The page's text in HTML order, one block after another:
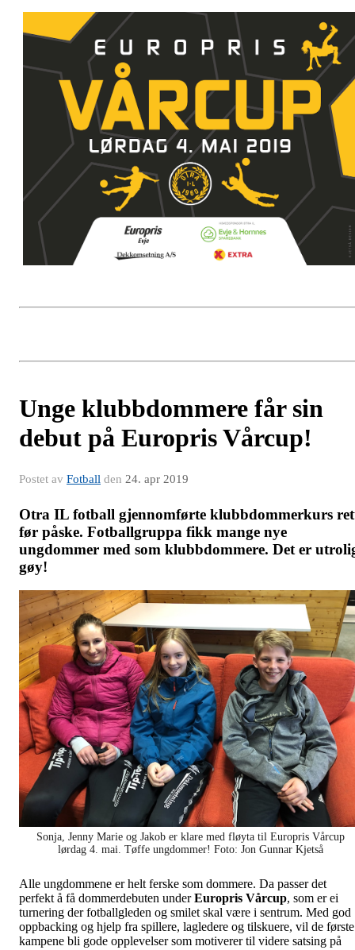
Unge klubbdommere får sin
debut på Europris Vårcup!
Postet av Fotball den 24. apr 2019
Otra IL fotball gjennomførte klubbdommerkurs
før påske. Fotballgruppa fikk mange nye
ungdommer med som klubbdommere. Det er
gøy!
Sonja, Jenny Marie og Jakob er klare med fløyta til Europris Vårcup
lørdag 4. mai. Tøffe ungdommer! Foto: Jon Gunnar Kjetså
Alle ungdommene er helt ferske som dommere. Da passer det
perfekt å få dommerdebuten underEuropris Vårcup, som er ei
turnering der fotballgleden og smilet skal være i sentrum. Med god
oppbacking og hjelp fra spillere, lagledere og tilskuere, vil de første
kampene bli gode opplevelser som motiverer til videre satsing på